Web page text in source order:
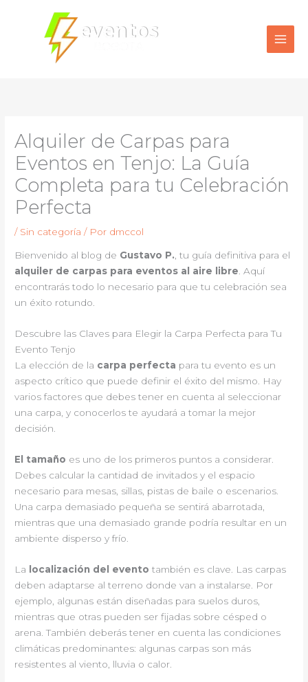
contenido
Alquiler de Carpas para
Eventos en Tenjo: La Guía
Completa para tu Celebración
Perfecta
/ Sin categoría / Por dmccol
Bienvenido al blog de Gustavo P., tu guía definitiva para el
alquiler de carpas para eventos al aire libre. Aquí
encontrarás todo lo necesario para que tu celebración sea
un éxito rotundo.
Descubre las Claves para Elegir la Carpa Perfecta para Tu
Evento Tenjo
La elección de la carpa perfecta para tu evento es un
aspecto crítico que puede definir el éxito del mismo. Hay
varios factores que debes tener en cuenta al seleccionar
una carpa, y conocerlos te ayudará a tomar la mejor
decisión.
El tamaño es uno de los primeros puntos a considerar.
Debes calcular la cantidad de invitados y el espacio
necesario para mesas, sillas, pistas de baile o escenarios.
Una carpa demasiado pequeña se sentirá abarrotada,
mientras que una demasiado grande podría resultar en un
ambiente disperso y frío.
La localización del evento también es clave. Las carpas
deben adaptarse al terreno donde van a instalarse. Por
ejemplo, algunas están diseñadas para suelos duros,
mientras que otras pueden ser fijadas sobre césped o
arena. También deberás tener en cuenta las condiciones
climáticas predominantes: algunas carpas son más
resistentes al viento, lluvia o calor.